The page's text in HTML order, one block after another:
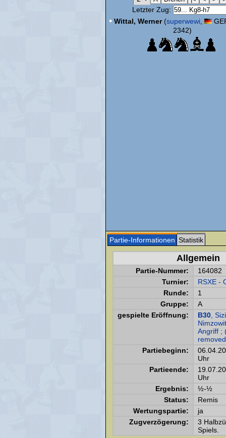
Letzter Zug:
• Wittal, Werner(superwewi
2342)
Partie-Informationen Statistik
Allgemein
Partie-Nummer:
164082
Turnier:
RSXE -
Runde:
1
Gruppe:
A
gespielte Eröffnung:
B30 ,
Angriff ;
removed
Partiebeginn:
Uhr
Partieende:
Uhr
Ergebnis:
½-½
Status:
Remis
Wertungspartie:
ja
Zugverzögerung:
3
Spiels.